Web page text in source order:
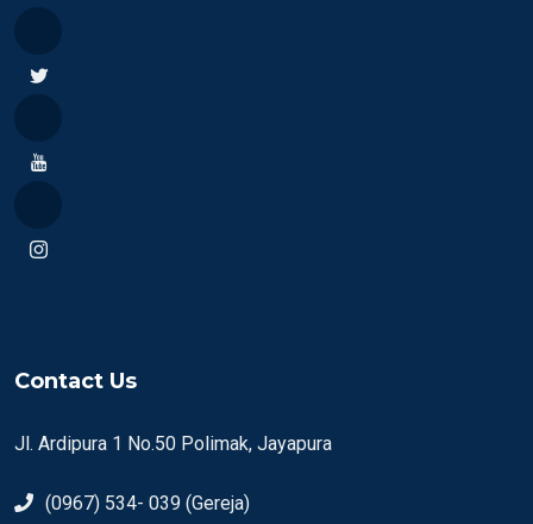
Contact Us
Jl. Ardipura 1 No.50 Polimak, Jayapura
(0967) 534- 039 (Gereja)